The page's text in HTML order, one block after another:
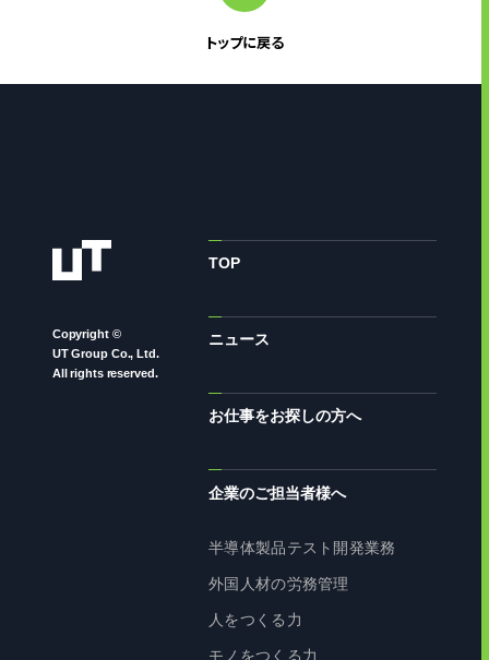
トップに戻る
Copyright ©
UT Group Co., Ltd.
All rights reserved.
TOP
ニュース
お仕事をお探しの方へ
企業のご担当者様へ
半導体製品テスト開発業務
外国人材の労務管理
人をつくる力
モノをつくる力